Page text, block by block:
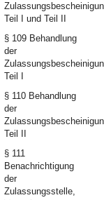
Teil I und Teil II
§ 109 Behandlung
der
Teil I
§ 110 Behandlung
der
Teil II
§ 111
Benachrichtigung
der
Zulassungsstelle,